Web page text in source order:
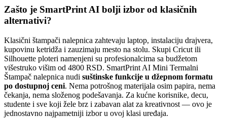
Zašto je SmartPrint AI bolji izbor od klasičnih
alternativi?
Klasični štampači nalepnica zahtevaju laptop, instalaciju drajvera,
kupovinu ketridža i zauzimaju mesto na stolu. Skupi Cricut ili
Silhouette ploteri namenjeni su profesionalcima sa budžetom
višestruko višim od 4800 RSD. SmartPrint AI Mini Termalni
Štampač nalepnica nudi suštinske funkcije u džepnom formatu
po dostupnoj ceni. Nema potrošnog materijala osim papira, nema
čekanja, nema složenog podešavanja. Za kućne korisnike, decu,
studente i sve koji žele brz i zabavan alat za kreativnost — ovo je
jednostavno najpametniji izbor u ovoj klasi uređaja.